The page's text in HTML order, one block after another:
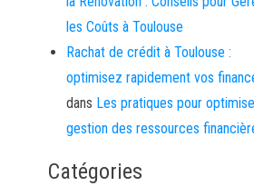
les Coûts à Toulouse
Rachat de crédit à Toulouse :
optimisez rapidement vos
dans Les pratiques pour
gestion des ressources
Catégories